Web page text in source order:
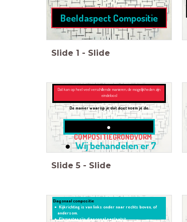
Beeldaspect Compositie
Slide 1 - Slide
Dat kan op heel veel verschillende manieren, de mogelijkheden zijn
eindeloos!
De manier waarop je dat doet noem je de:
COMPOSITIEGRONDVORM
Wij behandelen er 7
Slide 5 - Slide
Diagonaal compositie
Kijkrichting is van links onder naar rechts boven, of
andersom.
Elementen zijn diagonaal geplaatst.